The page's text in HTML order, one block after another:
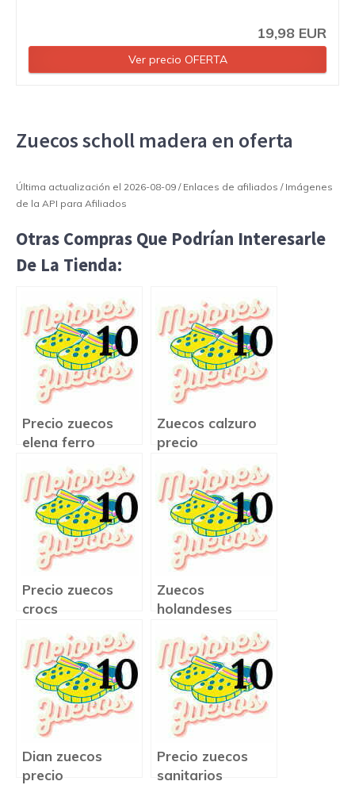
19,98 EUR
Ver precio OFERTA
Zuecos scholl madera en oferta
Última actualización el 2026-08-09 / Enlaces de afiliados / Imágenes
de la API para Afiliados
Otras Compras Que Podrían Interesarle
De La Tienda:
Precio zuecos
elena ferro
Zuecos calzuro
precio
Precio zuecos
crocs
Zuecos
holandeses
Dian zuecos
precio
Precio zuecos
sanitarios